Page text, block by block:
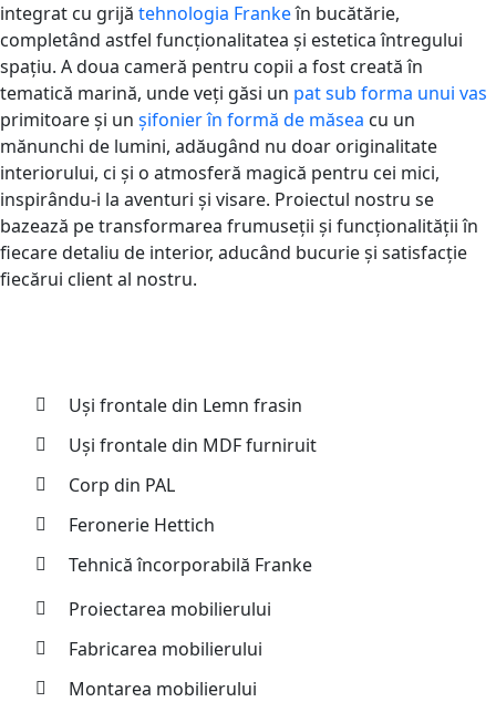
integrat cu grijă tehnologia Frankeîn bucătărie,
completând astfel funcționalitatea și estetica întregului
spațiu. A doua cameră pentru copii a fost creată în
tematică marină, unde veți găsi un pat sub forma unui vas
primitoare și un șifonier în formă de măsea cu un
mănunchi de lumini, adăugând nu doar originalitate
interiorului, ci și o atmosferă magică pentru cei mici,
inspirându-i la aventuri și visare. Proiectul nostru se
bazează pe transformarea frumuseții și funcționalității în
fiecare detaliu de interior, aducând bucurie și satisfacție
fiecărui client al nostru.
Uși frontale din Lemn frasin
Uși frontale din MDF furniruit
Corp din PAL
Feronerie Hettich
Tehnică încorporabilă Franke
Proiectarea mobilierului
Fabricarea mobilierului
Montarea mobilierului